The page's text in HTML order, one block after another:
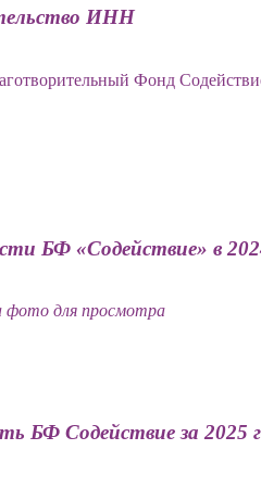
ИНН
БФ «Содействие» в
для просмотра
БФ Содействие за 2025